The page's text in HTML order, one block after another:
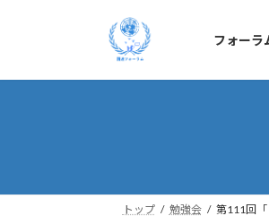
フォーラ
トップ 勉強会 第111回